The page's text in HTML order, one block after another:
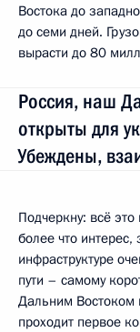
Востока до
до семи дней.
вырасти до 80
Россия, наш
открыты для
Убеждены,
Подчеркну: всё
более что
инфраструктуре
пути – самому
Дальним Востоком
проходит первое